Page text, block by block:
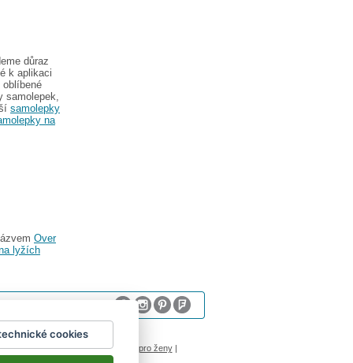
důraz
k aplikaci
samolepky
na
Over
lyžích
|nálepky na stenu| dárky pro ženy|
cookies